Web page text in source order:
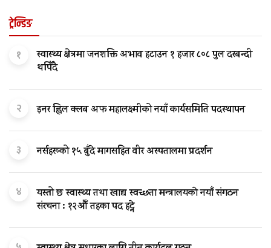
ट्रेन्डिङ
१
स्वास्थ्य क्षेत्रमा जनशक्ति अभाव हटाउन १ हजार ८०८ पुल दरबन्दी
थपिँदै
२ इनर ह्विल क्लब अफ महालक्ष्मीको नयाँ कार्यसमिति पदस्थापन
३ नर्सहरूको १५ बुँदे मागसहित वीर अस्पतालमा प्रदर्शन
४
यस्तो छ स्वास्थ्य तथा खाद्य स्वच्छता मन्त्रालयकाे नयाँ संगठन
संरचना : १२औँ तहका पद हट्ने